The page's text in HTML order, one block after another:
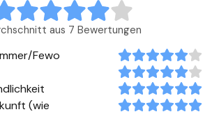
aus 7 Bewertungen
Fewo
(wie